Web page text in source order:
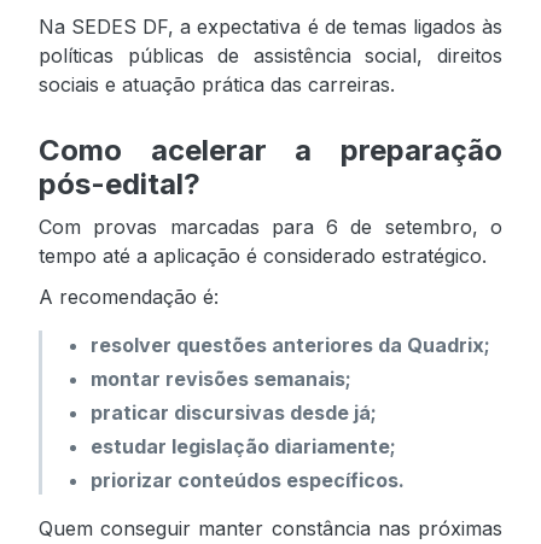
Na SEDES DF, a expectativa é de temas ligados às
políticas públicas de assistência social, direitos
sociais e atuação prática das carreiras.
Como acelerar a preparação
pós-edital?
Com provas marcadas para 6 de setembro, o
tempo até a aplicação é considerado estratégico.
A recomendação é:
resolver questões anteriores da Quadrix;
montar revisões semanais;
praticar discursivas desde já;
estudar legislação diariamente;
priorizar conteúdos específicos.
Quem conseguir manter constância nas próximas